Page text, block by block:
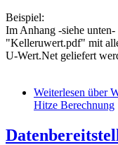
Beispiel:
Im Anhang -siehe
"Kelleruwert.pdf" mit
U-Wert.Net geliefert
Weiterlesen über
Hitze Berechnung